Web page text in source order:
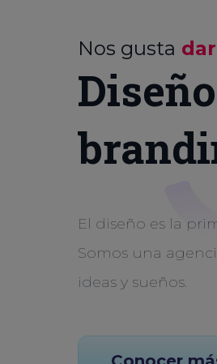
Nos gusta
El diseño es la
Somos una
ideas y sueños.